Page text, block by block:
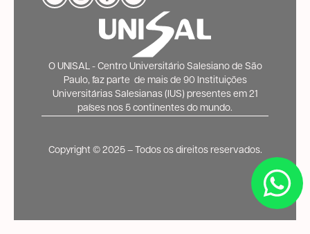
O UNISAL - Centro Universitário Salesiano de São
Paulo, faz parte de mais de 90 Instituições
Universitárias Salesianas (IUS) presentes em 21
países nos 5 continentes do mundo.
Copyright ©️ 2025 – Todos os direitos reservados.